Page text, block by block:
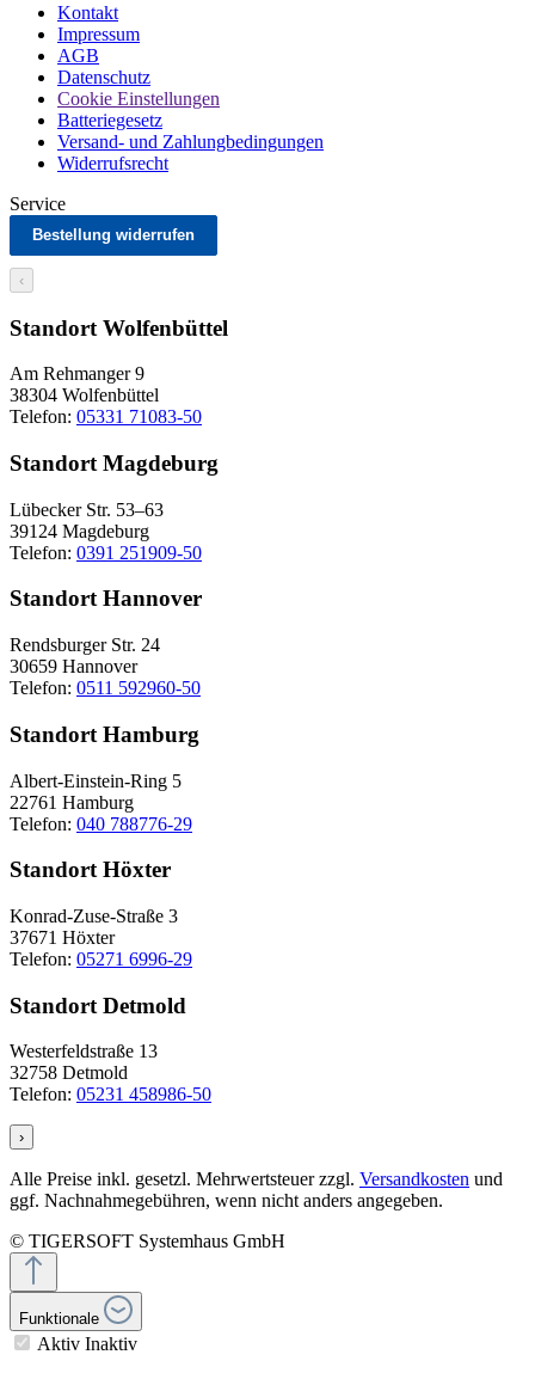
Kontakt
Impressum
AGB
Datenschutz
Cookie Einstellungen
Batteriegesetz
Versand- und Zahlungbedingungen
Widerrufsrecht
Service
Bestellung widerrufen
‹
Standort Wolfenbüttel
Am Rehmanger 9
38304 Wolfenbüttel
Telefon: 05331 71083-50
Standort Magdeburg
Lübecker Str. 53–63
39124 Magdeburg
Telefon: 0391 251909-50
Standort Hannover
Rendsburger Str. 24
30659 Hannover
Telefon: 0511 592960-50
Standort Hamburg
Albert-Einstein-Ring 5
22761 Hamburg
Telefon: 040 788776-29
Standort Höxter
Konrad-Zuse-Straße 3
37671 Höxter
Telefon: 05271 6996-29
Standort Detmold
Westerfeldstraße 13
32758 Detmold
Telefon: 05231 458986-50
›
Alle Preise inkl. gesetzl. Mehrwertsteuer zzgl. Versandkosten und
ggf. Nachnahmegebühren, wenn nicht anders angegeben.
© TIGERSOFT Systemhaus GmbH
Funktionale
Aktiv Inaktiv